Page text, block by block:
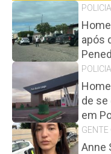
POLICIAL
após
POLICIAL
de se
em
GENTE
Anne